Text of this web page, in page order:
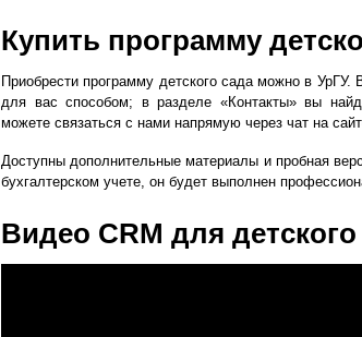
Купить программу
Приобрести программу детского сада можно в
для вас способом; в разделе «Контакты» вы
можете связаться с нами напрямую через чат на
Доступны дополнительные материалы и пробная
бухгалтерском учете, он будет выполнен
Видео CRM для детского